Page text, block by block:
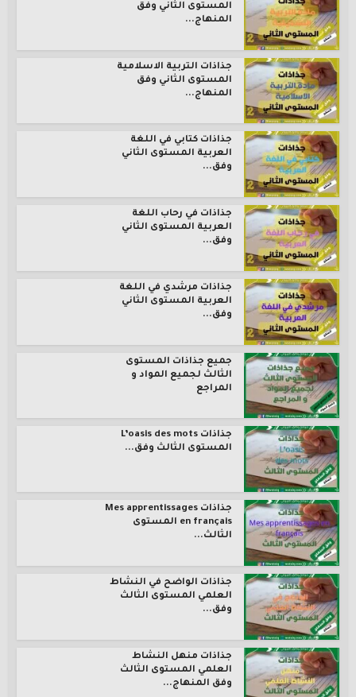
المستوى الثاني وفق
المنهاج...
جذاذات التربية الاسلامية
المستوى الثاني وفق
المنهاج...
جذاذات كتابي في اللغة
العربية المستوى الثاني
وفق...
جذاذات في رحاب اللغة
العربية المستوى الثاني
وفق...
جذاذات مرشدي في اللغة
العربية المستوى الثاني
وفق...
جميع جذاذات المستوى
الثالث لجميع المواد و
المراجع
جذاذات L’oasis des mots
المستوى الثالث وفق...
جذاذات Mes apprentissages
en français المستوى
الثالث...
جذاذات الواضح في النشاط
العلمي المستوى الثالث
وفق...
جذاذات منهل النشاط
العلمي المستوى الثالث
وفق المنهاج...